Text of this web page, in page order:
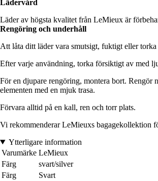
Lädervård
Läder av högsta kvalitet från LeMieux är
Rengöring och underhåll
Att låta ditt läder vara smutsigt, fuktigt eller
Efter varje användning, torka försiktigt av med
För en djupare rengöring, montera bort. Rengör
elementen med en mjuk trasa.
Förvara alltid på en kall, ren och torr plats.
Vi rekommenderar LeMieuxs bagagekollektion
Ytterligare information
Varumärke LeMieux
Färg
svart/silver
Färg
Svart